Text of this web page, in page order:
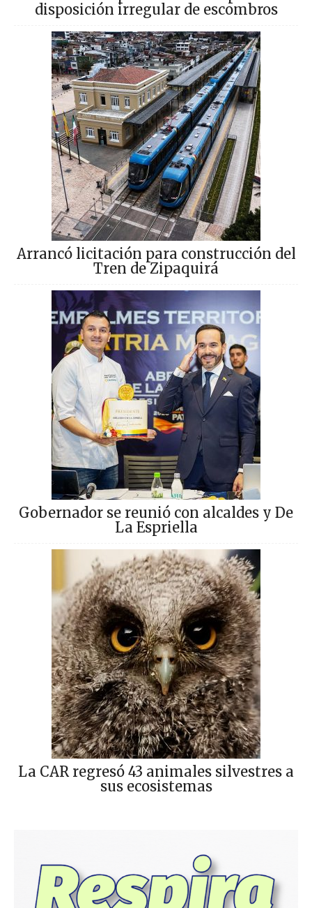
disposición irregular de escombros
Arrancó licitación para construcción del
Tren de Zipaquirá
Gobernador se reunió con alcaldes y De
La Espriella
La CAR regresó 43 animales silvestres a
sus ecosistemas